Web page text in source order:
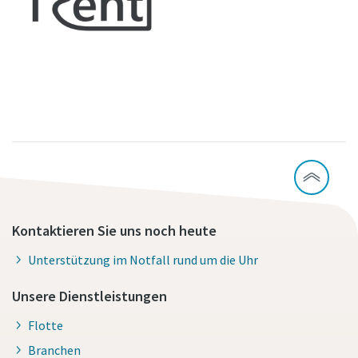
Kontaktieren Sie uns noch heute
Unterstützung im Notfall rund um die Uhr
Unsere Dienstleistungen
Flotte
Branchen